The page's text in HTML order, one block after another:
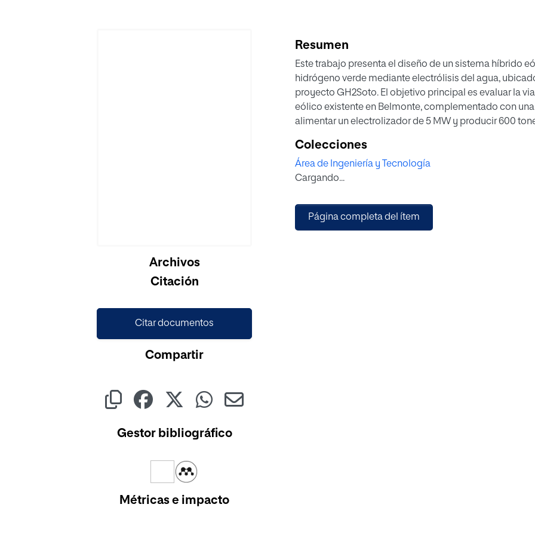
Archivos
Citación
Citar documentos
Compartir
Gestor bibliográfico
Métricas e impacto
Resumen
Este trabajo presenta el diseño de un sistema híbrido
hidrógeno verde mediante electrólisis del agua,
proyecto GH2Soto. El objetivo principal es evaluar la
eólico existente en Belmonte, complementado con
alimentar un electrolizador de 5 MW y producir 600
Atlas y SAM para analizar recursos renovables,
Los resultados muestran que el sistema híbrido cubre
un excedente de 997,3 MWh/año, aprovechando el
precio del hidrógeno, demostrando su rentabilidad.
políticas europeas de descarbonización y economía
Colecciones
Área de Ingeniería y Tecnología
Cargando...
Página completa del ítem